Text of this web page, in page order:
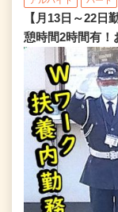
【月13日～22
憩時間2時間有！